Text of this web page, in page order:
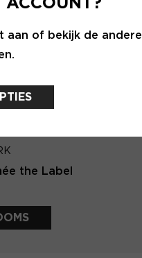
NU AAN
of bekijk de andere
the Label